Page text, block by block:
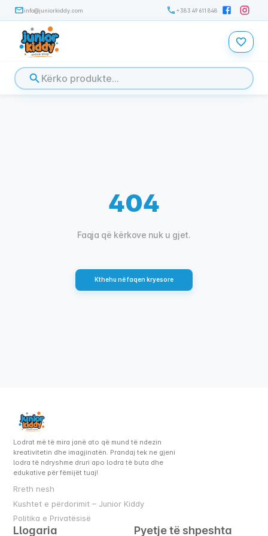
info@juniorkiddy.com +383 49 611 848
404
Faqja që kërkove nuk u gjet.
Kthehu në faqen kryesore
Lodrat më të mira janë ato që mund të ndezin
kreativitetin dhe imagjinatën. Prandaj tek ne gjeni
lodra të ndryshme druri apo lodra të buta dhe
edukative për fëmijët tuaj!
Rreth nesh
Kushtet e përdorimit – Junior Kiddy
Politika e Privatësisë
Llogaria Pyetje të shpeshta